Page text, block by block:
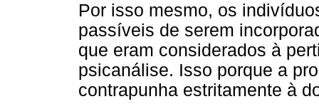
Por isso mesmo, os
passíveis de serem
que eram considerados à
psicanálise. Isso porque a
contrapunha estritamente à